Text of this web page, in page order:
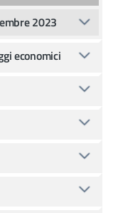
2023
economici